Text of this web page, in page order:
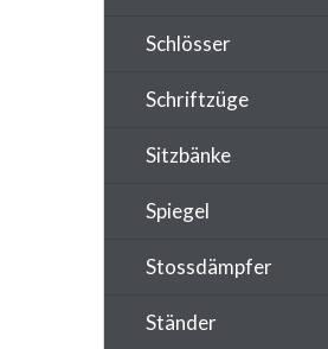
Schlösser
Schriftzüge
Sitzbänke
Spiegel
Stossdämpfer
Ständer